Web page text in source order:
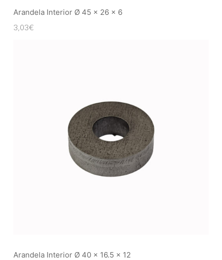
Arandela Interior Ø 45 x 26 x 6
3,03€
Arandela Interior Ø 40 x 16.5 x 12